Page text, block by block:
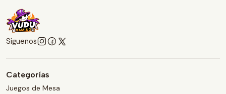
Síguenos
Categorías
Juegos de Mesa